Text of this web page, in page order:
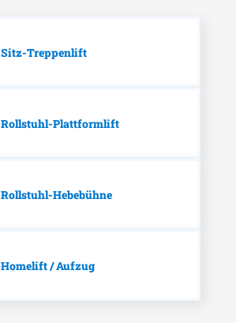
Sitz-Treppenlift
Rollstuhl-Plattformlift
Rollstuhl-Hebebühne
Homelift / Aufzug